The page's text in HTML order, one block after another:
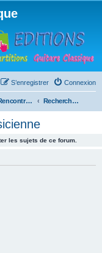
Connexion
S’enregistrer
Rencontres musicales Recherche de Musicien ou Musicienne
les sujets de ce forum.